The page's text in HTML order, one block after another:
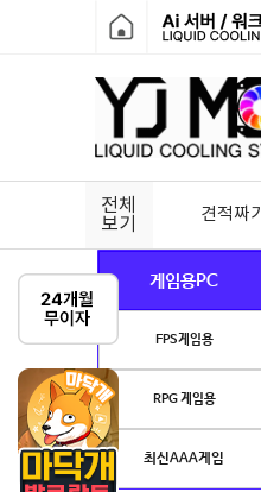
전체
보기
견적짜기
게임용PC
FPS게임용
RPG 게임용
최신AAA게임